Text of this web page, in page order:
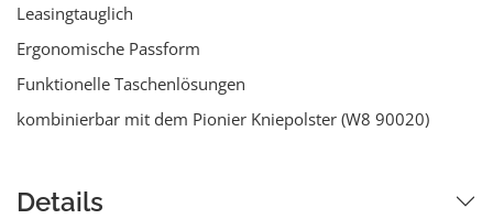
Leasingtauglich
Ergonomische Passform
Funktionelle Taschenlösungen
kombinierbar mit dem Pionier Kniepolster (W8 90020)
Details